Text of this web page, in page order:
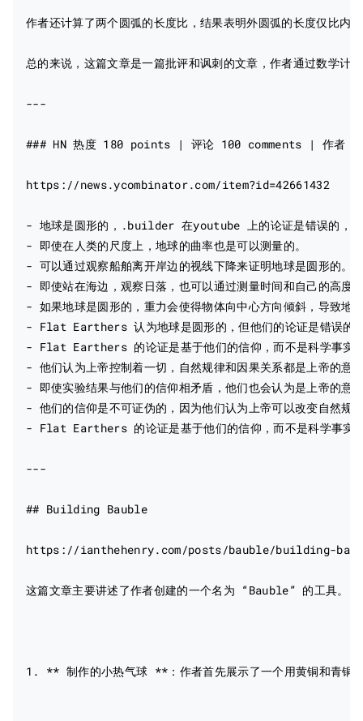
作者还计算了两个圆弧的长度比，结果表明外圆弧的长度仅比内
总的来说，这篇文章是一篇批评和讽刺的文章，作者通过数学计
---
### HN 热度 180 points | 评论 100 comments | 作者
https://news.ycombinator.com/item?id=42661432
- 地球是圆形的，.builder 在youtube 上的论证是错误的，地
- 即使在人类的尺度上，地球的曲率也是可以测量的。
- 可以通过观察船舶离开岸边的视线下降来证明地球是圆形的。
- 即使站在海边，观察日落，也可以通过测量时间和自己的高度
- 如果地球是圆形的，重力会使得物体向中心方向倾斜，导致地
- Flat Earthers 认为地球是圆形的，但他们的论证是错误的，
- Flat Earthers 的论证是基于他们的信仰，而不是科学事实
- 他们认为上帝控制着一切，自然规律和因果关系都是上帝的意
- 即使实验结果与他们的信仰相矛盾，他们也会认为是上帝的意
- 他们的信仰是不可证伪的，因为他们认为上帝可以改变自然规
- Flat Earthers 的论证是基于他们的信仰，而不是科学事实
---
## Building Bauble
https://ianthehenry.com/posts/bauble/building-
这篇文章主要讲述了作者创建的一个名为 “Bauble” 的工具。
1. ** 制作的小热气球 **：作者首先展示了一个用黄铜和青铜